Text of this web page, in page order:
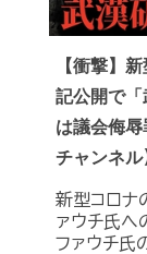
【衝撃】
記公開で
は議会侮
チャンネル
新型コロナ
ァウチ氏へ
ファウチ氏